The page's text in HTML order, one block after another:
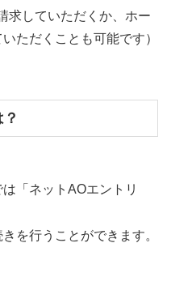
求していただくか、ホー
ただくことも可能です）
「ネットAOエントリ
を行うことができます。